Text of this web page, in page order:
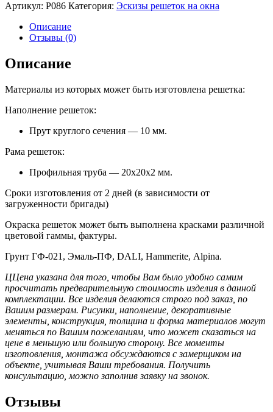
Артикул: Р086 Категория: Эскизы решеток на окна
Описание
Отзывы (0)
Описание
Материалы из которых может быть изготовлена решетка:
Наполнение решеток:
Прут круглого сечения — 10 мм.
Рама решеток:
Профильная труба — 20х20х2 мм.
Сроки изготовления от 2 дней (в зависимости от
загруженности бригады)
Окраска решеток может быть выполнена красками различной
цветовой гаммы, фактуры.
Грунт ГФ-021, Эмаль-ПФ, DALI, Hammerite, Alpina.
ЦЦена указана для того, чтобы Вам было удобно самим
просчитать предварительную стоимость изделия в данной
комплектации. Все изделия делаются строго под заказ, по
Вашим размерам. Рисунки, наполнение, декоративные
элементы, конструкция, толщина и форма материалов могут
меняться по Вашим пожеланиям, что может сказаться на
цене в меньшую или большую сторону. Все моменты
изготовления, монтажа обсуждаются с замерщиком на
объекте, учитывая Ваши требования. Получить
консультацию, можно заполнив заявку на звонок.
Отзывы